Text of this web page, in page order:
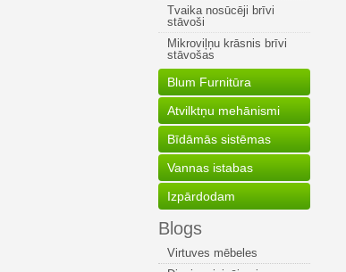
Tvaika nosūcēji brīvi
stāvoši
Mikroviļņu krāsnis brīvi
stāvošas
Blum Furnitūra
Atvilktņu mehānismi
Bīdāmās sistēmas
Vannas istabas
Izpārdodam
Blogs
Virtuves mēbeles